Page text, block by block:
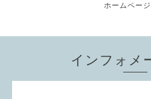
ホームペー
インフォメ